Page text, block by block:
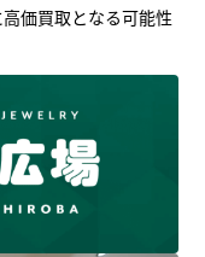
価買取となる可能性